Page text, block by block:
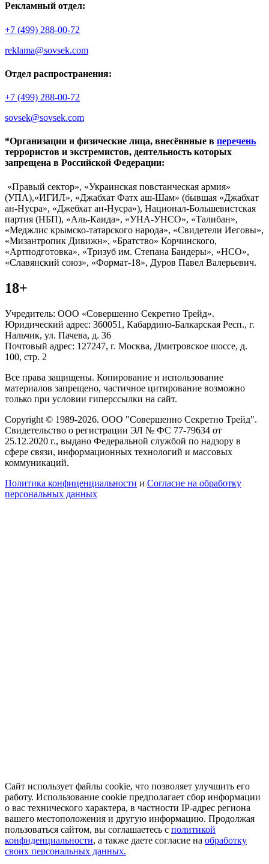
Рекламный отдел:
+7 (499) 288-00-72
reklama@sovsek.com
Отдел распространения:
+7 (499) 288-00-72
sovsek@sovsek.com
*Организации и физические лица, внесённные в перечень
террористов и экстремистов, деятельность которых
запрещена в Российской Федерации:
«Правый сектор», «Украинская повстанческая армия»
(УПА),«ИГИЛ», «Джабхат Фатх аш-Шам» (бывшая «Джабхат
ан-Нусра», «Джебхат ан-Нусра»), Национал-Большевистская
партия (НБП), «Аль-Каида», «УНА-УНСО», «Талибан»,
«Меджлис крымско-татарского народа», «Свидетели Иеговы»,
«Мизантропик Дивижн», «Братство» Корчинского,
«Артподготовка», «Тризуб им. Степана Бандеры», «НСО»,
«Славянский союз», «Формат-18», Дуров Павел Валерьевич.
18+
Учредитель: ООО «Совершенно Секретно Трейд».
Юридический адрес: 360051, Кабардино-Балкарская Респ., г.
Нальчик, ул. Пачева, д. 36
Почтовый адрес: 127247, г. Москва, Дмитровское шоссе, д.
100, стр. 2
Все права защищены. Копирование и использование
материалов запрещено, частичное цитирование возможно
только при условии гиперссылки на сайт.
Copyright © 1989-2026. ООО "Совершенно Секретно Трейд".
Свидетельство о регистрации ЭЛ № ФС 77-79634 от
25.12.2020 г., выдано Федеральной службой по надзору в
сфере связи, информационных технологий и массовых
коммуникаций.
Политика конфиценциальности и Согласие на обработку
персональных данных
Сайт использует файлы cookie, что позволяет улучшить его
работу. Использование cookie предполагает сбор информации
о вас технического характера, в частности IP-адрес региона
вашего местоположения и другую информацию. Продолжая
пользоваться сайтом, вы соглашаетесь с политикой
конфиденциальности, а также даете согласие на обработку
своих персональных данных.